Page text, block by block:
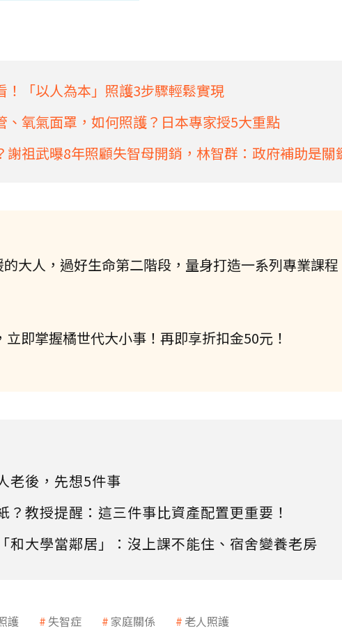
！「以人為本」照護3步驟輕鬆實現
、氧氣面罩，如何照護？日本專家授5大重點
謝祖武曝8年照顧失智母開銷，林智群：政府補助是關
大人，過好生命第二階段，量身打造一系列專業課程
即掌握橘世代大小事！再即享折扣金50元！
老後，先想5件事
？教授提醒：這三件事比資產配置更重要！
和大學當鄰居」：沒上課不能住、宿舍變養老房
護 失智症 家庭關係 老人照護